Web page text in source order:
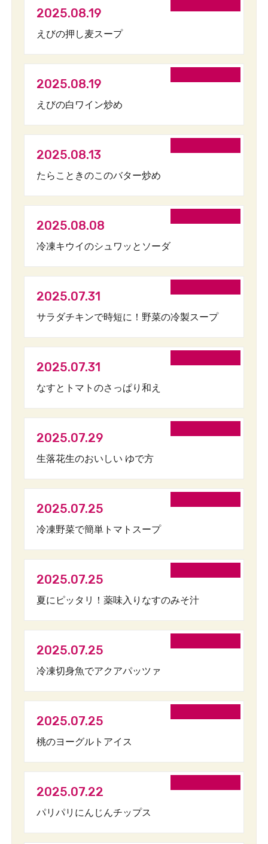
2025.08.19
えびの押し麦スープ
2025.08.19
えびの白ワイン炒め
2025.08.13
たらこときのこのバター炒め
2025.08.08
冷凍キウイのシュワッとソーダ
2025.07.31
サラダチキンで時短に！野菜の冷製スープ
2025.07.31
なすとトマトのさっぱり和え
2025.07.29
生落花生のおいしい ゆで方
2025.07.25
冷凍野菜で簡単トマトスープ
2025.07.25
夏にピッタリ！薬味入りなすのみそ汁
2025.07.25
冷凍切身魚でアクアパッツァ
2025.07.25
桃のヨーグルトアイス
2025.07.22
パリパリにんじんチップス